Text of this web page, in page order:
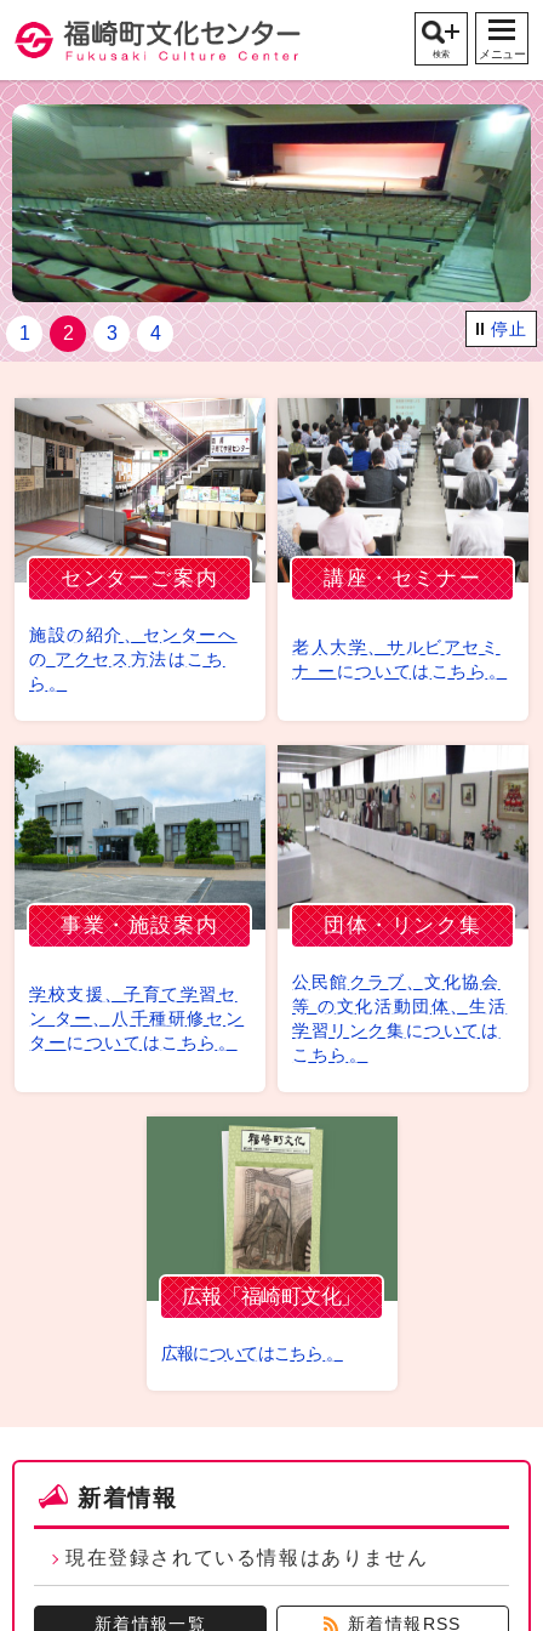
検索 メニュー
1 2 3 4 停止
センターご案内
施設の紹介、センターへ
の アクセス方法はこち
ら。
講座・セミナー
老人大学、サルビアセミ
ナ ーについてはこちら。
事業・施設案内
学校支援、子育て学習セ
ン ター、八千種研修セン
ターについてはこちら。
団体・リンク集
公民館クラブ、文化協会
等 の文化活動団体、生活
学習リンク集については
こちら。
広報「福崎町文化」
広報についてはこちら 。
新着情報
現在登録されている情報はありません
新着情報一覧 新着情報RSS